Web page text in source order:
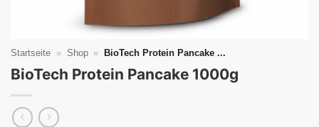
Startseite » Shop » BioTech Protein Pancake ...
BioTech Protein Pancake 1000g